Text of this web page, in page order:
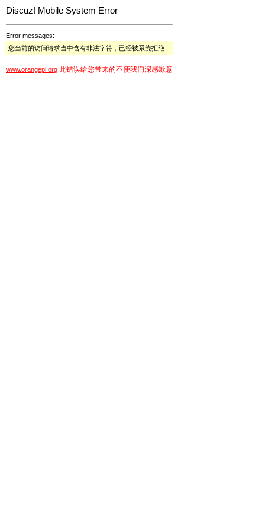
Discuz! Mobile System Error
Error messages:
您当前的访问请求当中含有非法字符，已经被系统拒绝
www.orangepi.org 此错误给您带来的不便我们深感歉意